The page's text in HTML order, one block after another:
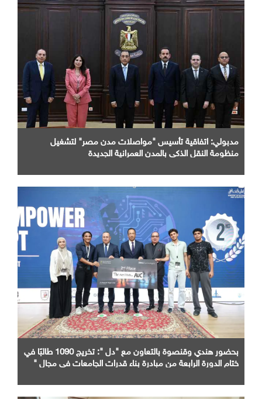
مدبولي: اتفاقية تأسيس "مواصلات مدن مصر" لتشغيل
منظومة النقل الذكي بالمدن العمرانية الجديدة
بحضور هندي وقنصوة بالتعاون مع "دل ": تخريج 1090 طالبًا في
ختام الدورة الرابعة من مبادرة بناء قدرات الجامعات في مجال "